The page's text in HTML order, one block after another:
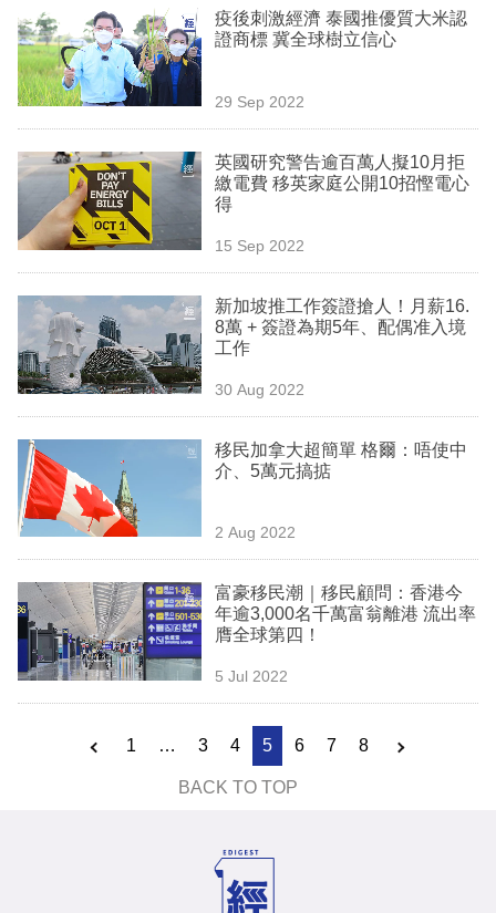
欄
訂
閱
區
疫後刺激經濟 泰國推優質大米認
證商標 冀全球樹立信心
29 Sep 2022
英國研究警告逾百萬人擬10月拒
繳電費 移英家庭公開10招慳電心
得
15 Sep 2022
新加坡推工作簽證搶人！月薪16.
8萬 + 簽證為期5年、配偶准入境
工作
30 Aug 2022
移民加拿大超簡單 格爾：唔使中
介、5萬元搞掂
2 Aug 2022
富豪移民潮｜移民顧問：香港今
年逾3,000名千萬富翁離港 流出率
膺全球第四！
5 Jul 2022
1 … 3 4 5 6 7 8
BACK TO TOP